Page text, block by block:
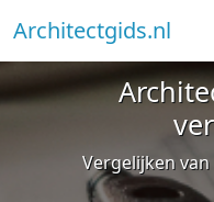
Architectgids.nl
Vergelijken